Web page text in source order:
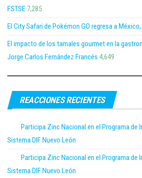
FSTSE 7,285
El City Safari de Pokémon GO regresa a México,
El impacto de los tamales gourmet en la
Jorge Carlos Fernández Francés 4,649
REACCIONES RECIENTES
Participa Zinc Nacional en el Programa de
Sistema DIF Nuevo León
Participa Zinc Nacional en el Programa de
Sistema DIF Nuevo León